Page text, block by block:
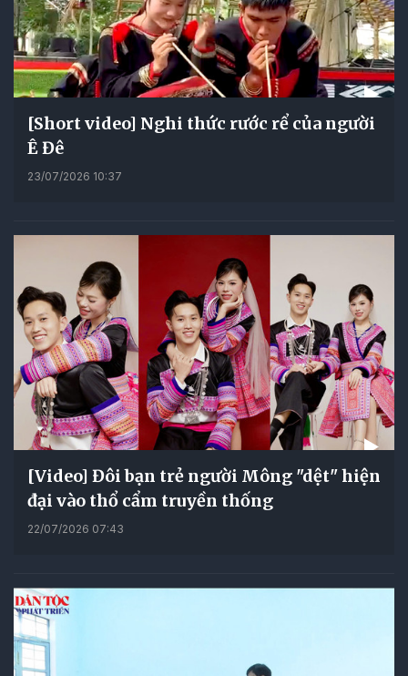
[Short video] Nghi thức rước rể của người
Ê Đê
23/07/2026 10:37
[Video] Đôi bạn trẻ người Mông "dệt" hiện
đại vào thổ cẩm truyền thống
22/07/2026 07:43